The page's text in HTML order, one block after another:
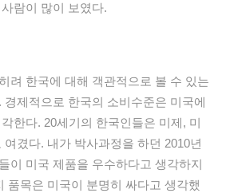
람이 많이 보였다.
려 한국에 대해 객관적으로 볼 수 있는
제적으로 한국의 소비수준은 미국에
한다. 20세기의 한국인들은 미제, 미
겼다. 내가 박사과정을 하던 2010년
이 미국 제품을 우수하다고 생각하지
품목은 미국이 분명히 싸다고 생각했